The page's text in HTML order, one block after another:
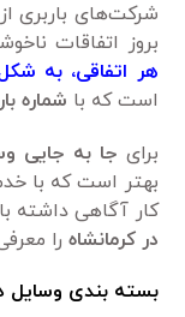
شرکت‌های باربری
بروز اتفاقات
هر اتفاقی، به
است که با شماره
برای جا به جایی
بهتر است که با
کار آگاهی داشته
در کرمانشاه را
بسته بندی وسایل